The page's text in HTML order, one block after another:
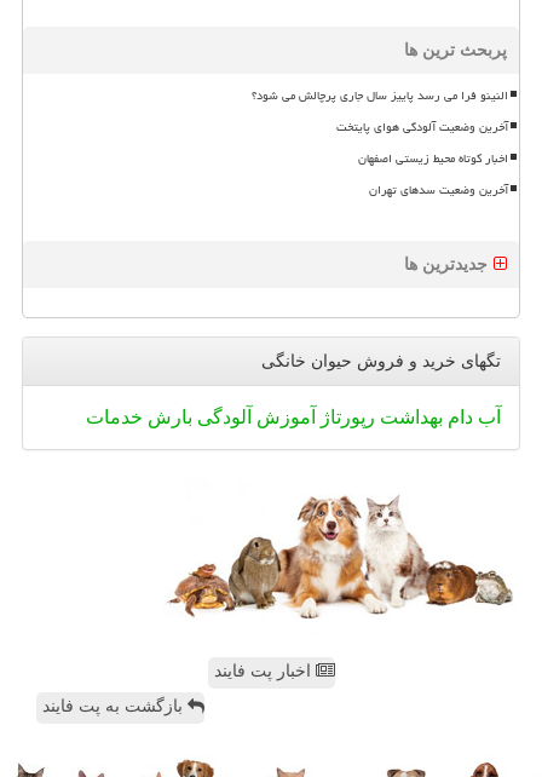
پربحث ترین ها
النینو فرا می رسد پاییز سال جاری پرچالش می شود؟
آخرین وضعیت آلودگی هوای پایتخت
اخبار کوتاه محیط زیستی اصفهان
آخرین وضعیت سدهای تهران
جدیدترین ها
تگهای خرید و فروش حیوان خانگی
آب دام بهداشت رپورتاژ آموزش آلودگی بارش خدمات
اخبار پت فایند
بازگشت به پت فایند